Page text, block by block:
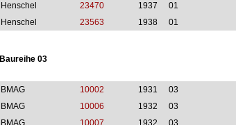
Henschel
23470 1937 01
Henschel
23563 1938 01
Baureihe 03
BMAG 10002 1931 03
BMAG
10006 1932 03
BMAG
10007 1932 03